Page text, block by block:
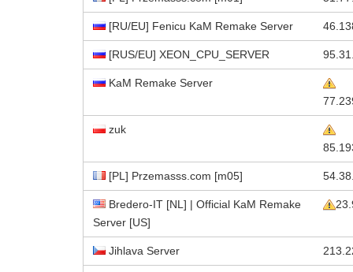
[RU/EU] Fenicu KaM Remake Server
[RUS/EU] XEON_CPU_SERVER
KaM Remake Server
zuk
[PL] Przemasss.com [m05]
Bredero-IT [NL] | Official KaM Remake
Server [US]
Jihlava Server